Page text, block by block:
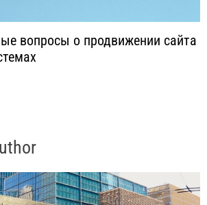
вопросы о продвижении сайта